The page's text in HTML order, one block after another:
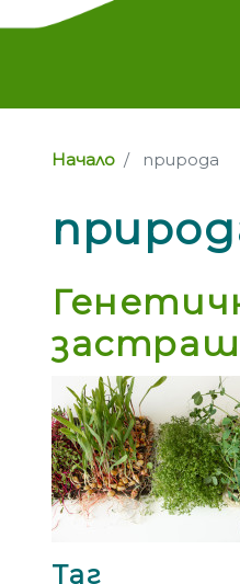
Начало природа
Таг